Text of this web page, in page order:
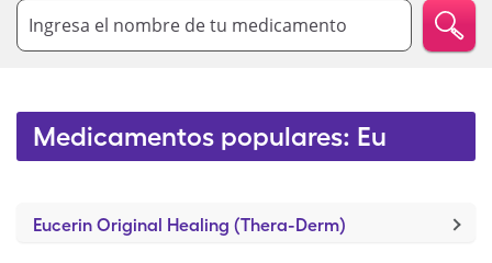
Ingresa el nombre de tu medicamento
Medicamentos populares: Eu
Eucerin Original Healing (Thera-Derm)